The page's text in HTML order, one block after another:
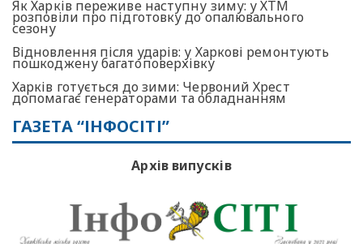
Як Харків переживе наступну зиму: у ХТМ
розповіли про підготовку до опалювального
сезону
Відновлення після ударів: у Харкові ремонтують
пошкоджену багатоповерхівку
Харків готується до зими: Червоний Хрест
допомагає генераторами та обладнанням
ГАЗЕТА “ІНФОСІТІ”
Архів випусків